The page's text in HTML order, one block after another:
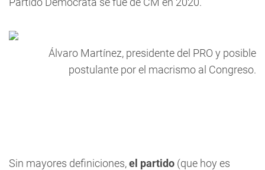
Álvaro Martínez, presidente del PRO y posible
postulante por el macrismo al Congreso.
Sin mayores definiciones,el partido (que hoy es